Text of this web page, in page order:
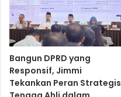
Bangun DPRD yang
Responsif, Jimmi
Tekankan Peran Strategis